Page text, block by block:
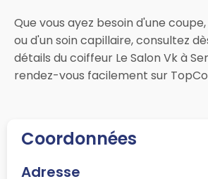
Que vous ayez besoin d'une
ou d'un soin capillaire, consultez
détails du coiffeur Le Salon Vk à
rendez-vous facilement sur
Coordonnées
Adresse